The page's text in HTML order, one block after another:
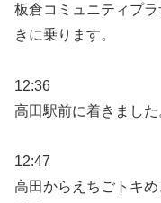
板倉コミュニティプ
きに乗ります。
12:36
高田駅前に着きました
12:47
高田からえちごトキ